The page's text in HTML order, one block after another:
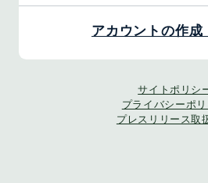
アカウントの作成
サイトポリシ
プライバシーポ
プレスリリース取